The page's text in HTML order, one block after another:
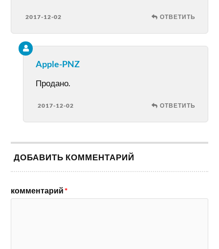
2017-12-02 ОТВЕТИТЬ
Apple-PNZ
Продано.
2017-12-02 ОТВЕТИТЬ
ДОБАВИТЬ КОММЕНТАРИЙ
комментарий*